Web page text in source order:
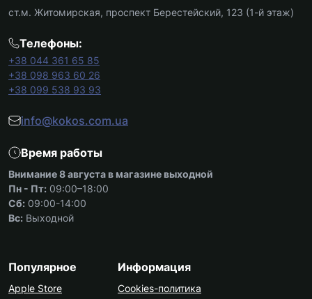
ст.м. Житомирская, проспект Берестейский, 123 (1-й этаж)
Телефоны:
+38 044 361 65 85
+38 098 963 60 26
+38 099 538 93 93
info@kokos.com.ua
Время работы
Внимание 8 августа в магазине выходной
Пн - Пт: 09:00–18:00
Сб: 09:00-14:00
Вс: Выходной
Популярное
Apple Store
Информация
Cookies-политика